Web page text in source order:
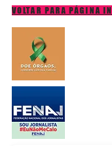
VOLTAR PARA PÁGINA